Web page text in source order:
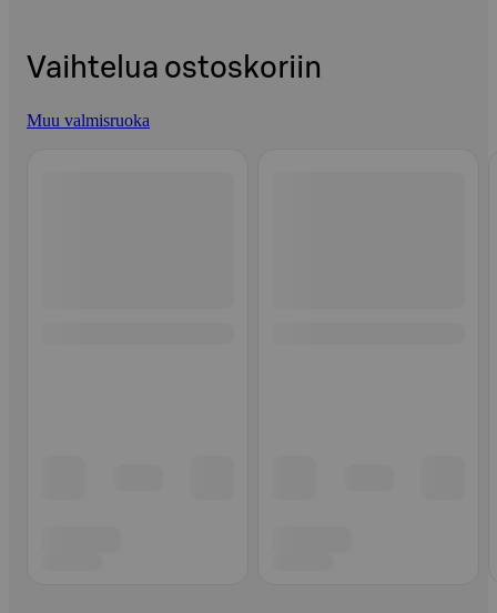
Vaihtelua ostoskoriin
Muu valmisruoka